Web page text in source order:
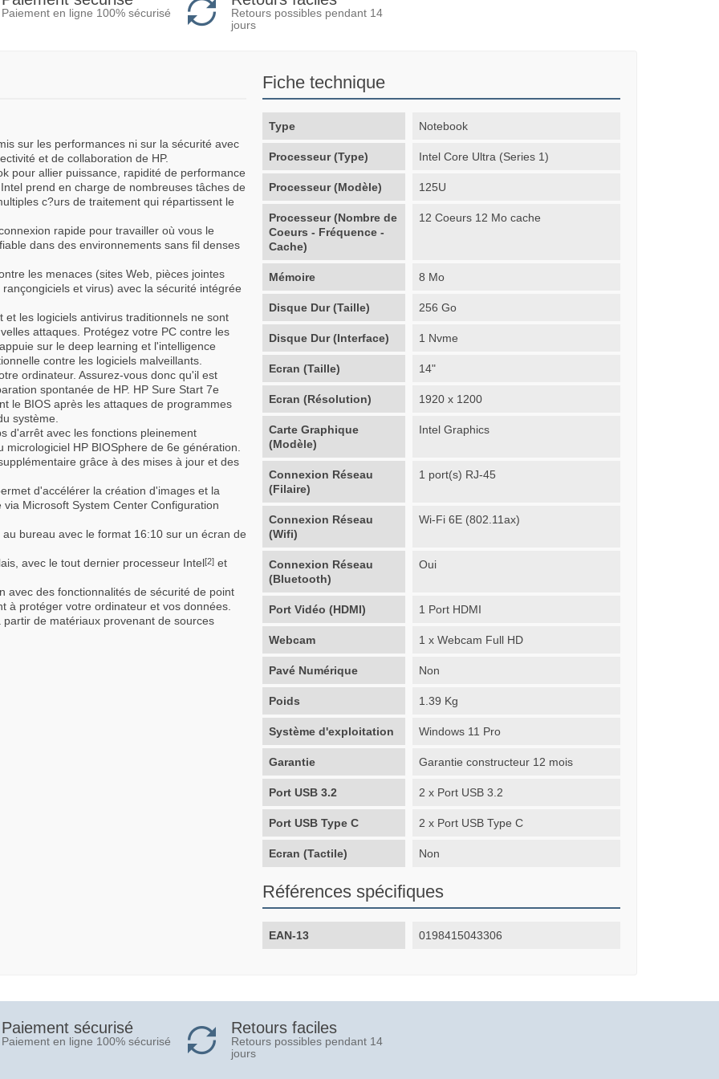
Paiement en ligne 100% sécurisé
Retours possibles pendant 14
jours
sur les performances ni sur la sécurité avec
et de collaboration de HP.
pour allier puissance, rapidité de performance
prend en charge de nombreuses tâches de
c?urs de traitement qui répartissent le
rapide pour travailler où vous le
dans des environnements sans fil denses
les menaces (sites Web, pièces jointes
et virus) avec la sécurité intégrée
les logiciels antivirus traditionnels ne sont
attaques. Protégez votre PC contre les
sur le deep learning et l'intelligence
contre les logiciels malveillants.
ordinateur. Assurez-vous donc qu'il est
spontanée de HP. HP Sure Start 7e
le BIOS après les attaques de programmes
système.
d'arrêt avec les fonctions pleinement
HP BIOSphere de 6e génération.
grâce à des mises à jour et des
d'accélérer la création d'images et la
Microsoft System Center Configuration
bureau avec le format 16:10 sur un écran de
avec le tout dernier processeur Intel[2] et
avec des fonctionnalités de sécurité de point
à protéger votre ordinateur et vos données.
de matériaux provenant de sources
Fiche technique
Type Notebook
Processeur (Type) Intel Core Ultra (Series 1)
Processeur (Modèle) 125U
Processeur (Nombre de
Coeurs - Fréquence -
Cache)
12 Coeurs 12 Mo cache
Mémoire 8 Mo
Disque Dur (Taille) 256 Go
Disque Dur (Interface) 1 Nvme
Ecran (Taille) 14"
Ecran (Résolution) 1920 x 1200
Carte Graphique
(Modèle)
Intel Graphics
Connexion Réseau
(Filaire)
1 port(s) RJ-45
Connexion Réseau
(Wifi)
Wi-Fi 6E (802.11ax)
Connexion Réseau
(Bluetooth)
Oui
Port Vidéo (HDMI) 1 Port HDMI
Webcam 1 x Webcam Full HD
Pavé Numérique Non
Poids 1.39 Kg
Système d'exploitation Windows 11 Pro
Garantie Garantie constructeur 12 mois
Port USB 3.2 2 x Port USB 3.2
Port USB Type C 2 x Port USB Type C
Ecran (Tactile) Non
Références spécifiques
EAN-13 0198415043306
Paiement sécurisé
Paiement en ligne 100% sécurisé
Retours faciles
Retours possibles pendant 14
jours